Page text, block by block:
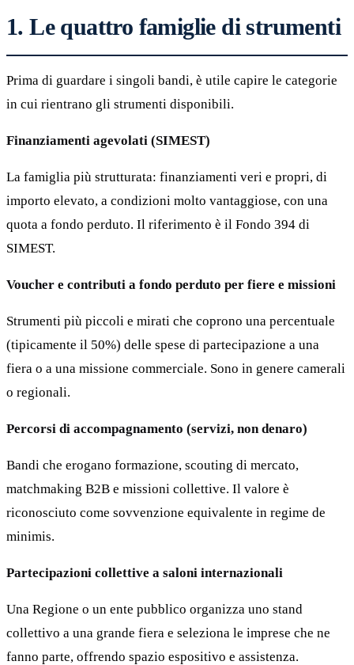
1. Le quattro famiglie di strumenti
Prima di guardare i singoli bandi, è utile capire le categorie
in cui rientrano gli strumenti disponibili.
Finanziamenti agevolati (SIMEST)
La famiglia più strutturata: finanziamenti veri e propri, di
importo elevato, a condizioni molto vantaggiose, con una
quota a fondo perduto. Il riferimento è il Fondo 394 di
SIMEST.
Voucher e contributi a fondo perduto per fiere e missioni
Strumenti più piccoli e mirati che coprono una percentuale
(tipicamente il 50%) delle spese di partecipazione a una
fiera o a una missione commerciale. Sono in genere camerali
o regionali.
Percorsi di accompagnamento (servizi, non denaro)
Bandi che erogano formazione, scouting di mercato,
matchmaking B2B e missioni collettive. Il valore è
riconosciuto come sovvenzione equivalente in regime de
minimis.
Partecipazioni collettive a saloni internazionali
Una Regione o un ente pubblico organizza uno stand
collettivo a una grande fiera e seleziona le imprese che ne
fanno parte, offrendo spazio espositivo e assistenza.